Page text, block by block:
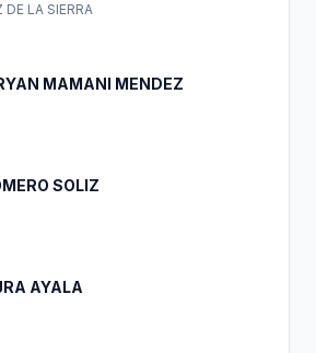
DE LA SIERRA
MAMANI MENDEZ
SOLIZ
AYALA